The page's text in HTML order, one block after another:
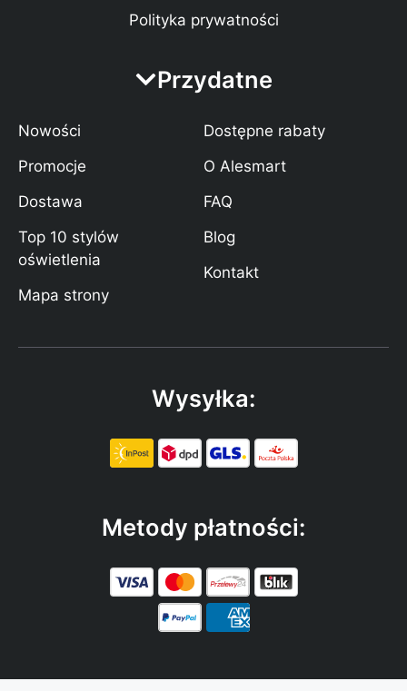
Polityka prywatności
Przydatne
Nowości
Promocje
Dostawa
Top 10 stylów
oświetlenia
Mapa strony
Dostępne rabaty
O Alesmart
FAQ
Blog
Kontakt
Wysyłka:
Metody płatności: